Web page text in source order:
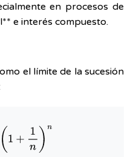
en procesos de
e interés compuesto.
el límite de la sucesión
∞( 1+ 1n )